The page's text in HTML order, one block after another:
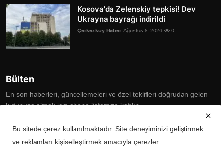
Kosova'da Zelenskiy tepkisi! Dev
Ukrayna bayrağı indirildi
Çerkezköy Haber Ağustos 9, 2026 0
Bülten
En son haberleri, güncellemeleri ve özel teklifleri doğrudan gelen
kutunuza almak için abone listemize katılın
Subscribe
Bu sitede çerez kullanılmaktadır. Site deneyiminizi geliştirmek
ve reklamları kişiselleştirmek amacıyla çerezler